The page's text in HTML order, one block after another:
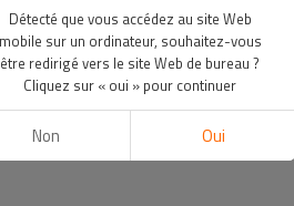
Détecté que vous accédez au site Web
mobile sur un ordinateur, souhaitez-vous
être redirigé vers le site Web de bureau ?
Cliquez sur « oui » pour continuer
Non Oui